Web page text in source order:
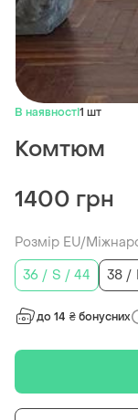
В наявності1 шт
Комтюм
1400 грн
Розмір EU/
36 / S / 44
38 /
до 14 ₴ бонусних